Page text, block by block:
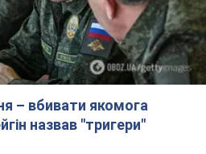
– вбивати якомога
назвав "тригери"